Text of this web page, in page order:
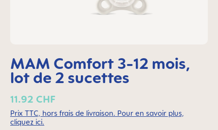
MAM Comfort 3-12 mois,
lot de 2 sucettes
11.92 CHF
Prix TTC, hors frais de livraison. Pour en savoir plus,
cliquez ici.